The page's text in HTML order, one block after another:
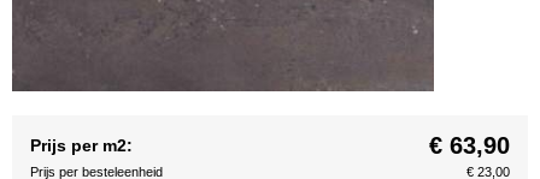
Prijs per m2: € 63,90
Prijs per besteleenheid € 23,00